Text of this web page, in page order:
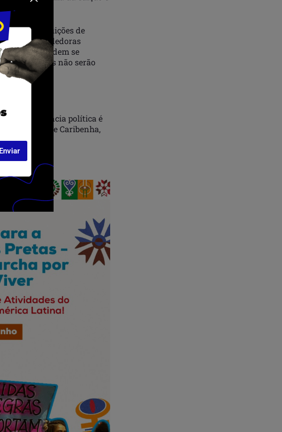
instituições de
de empreendedoras
podem se
privadas não serão
de incidência política é
Americana e Caribenha,
Enviar